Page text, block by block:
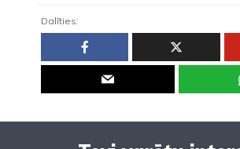
Dalīties: